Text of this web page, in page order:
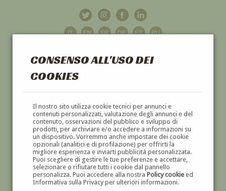
CONSENSO ALL'USO DEI
COOKIES
Il nostro sito utilizza cookie tecnici per annunci e
contenuti personalizzati, valutazione degli annunci e del
contenuto, osservazioni del pubblico e sviluppo di
prodotti, per archiviare e/o accedere a informazioni su
un dispositivo. Vorremmo anche impostare dei cookie
opzionali (analitici e di profilazione) per offrirti la
migliore esperienza e inviarti pubblicità personalizzata.
Puoi scegliere di gestire le tue preferenze e accettare,
selezionare o rifiutare tutti i cookie dal pannello
personalizza. Puoi accedere alla nostra Policy cookieed
Informativa sulla Privacy per ulteriori informazioni.
GALLERIAD'ARTE
DIPINTI E SCULTURE '800 E '900